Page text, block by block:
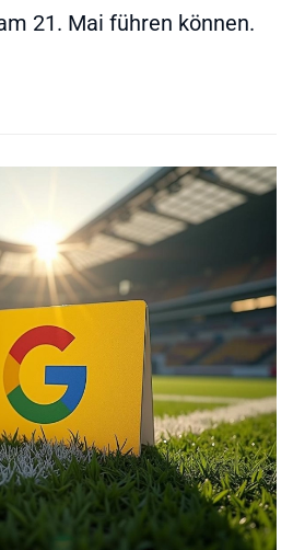
21. Mai führen können.